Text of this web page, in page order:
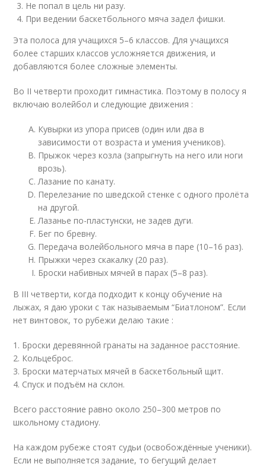
Не попал в цель ни разу.
При ведении баскетбольного мяча задел фишки.
Эта полоса для учащихся 5–6 классов. Для учащихся
более старших классов усложняется движения, и
добавляются более сложные элементы.
Во II четверти проходит гимнастика. Поэтому в полосу я
включаю волейбол и следующие движения :
Кувырки из упора присев (один или два в
зависимости от возраста и умения учеников).
Прыжок через козла (запрыгнуть на него или ноги
врозь).
Лазание по канату.
Перелезание по шведской стенке с одного пролёта
на другой.
Лазанье по-пластунски, не задев дуги.
Бег по бревну.
Передача волейбольного мяча в паре (10–16 раз).
Прыжки через скакалку (20 раз).
Броски набивных мячей в парах (5–8 раз).
В III четверти, когда подходит к концу обучение на
лыжах, я даю уроки с так называемым “Биатлоном”. Если
нет винтовок, то рубежи делаю такие :
1. Броски деревянной гранаты на заданное расстояние.
2. Кольцеброс.
3. Броски матерчатых мячей в баскетбольный щит.
4. Спуск и подъём на склон.
Всего расстояние равно около 250–300 метров по
школьному стадиону.
На каждом рубеже стоят судьи (освобождённые ученики).
Если не выполняется задание, то бегущий делает